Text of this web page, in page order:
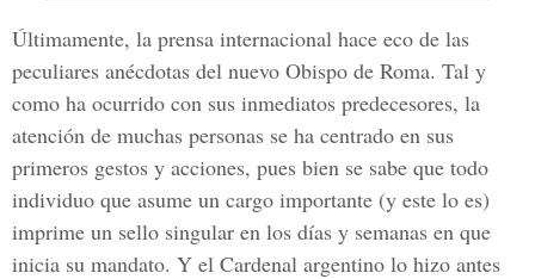
Últimamente, la prensa internacional hace eco de las
peculiares anécdotas del nuevo Obispo de Roma. Tal y
como ha ocurrido con sus inmediatos predecesores, la
atención de muchas personas se ha centrado en sus
primeros gestos y acciones, pues bien se sabe que todo
individuo que asume un cargo importante (y este lo es)
imprime un sello singular en los días y semanas en que
inicia su mandato. Y el Cardenal argentino lo hizo antes